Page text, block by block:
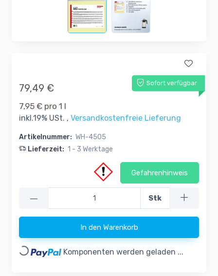
Sofort verfügbar
79,49 €
7,95 € pro 1 l
inkl.19% USt. , Versandkostenfreie Lieferung
Artikelnummer: WH-4505
Lieferzeit: 1 - 3 Werktage
Gefahrenhinweis
— Stk
In den Warenkorb
Loading... Komponenten werden geladen ...